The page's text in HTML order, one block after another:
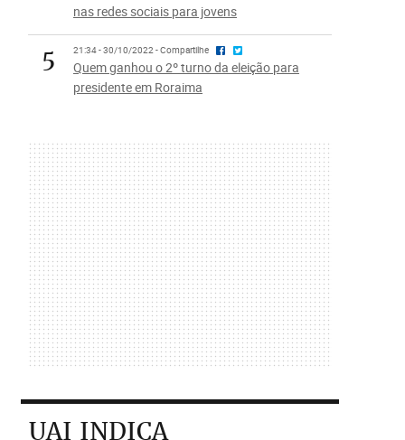
nas redes sociais para jovens
5 21:34 - 30/10/2022 - Compartilhe
Quem ganhou o 2º turno da eleição para
presidente em Roraima
UAI INDICA